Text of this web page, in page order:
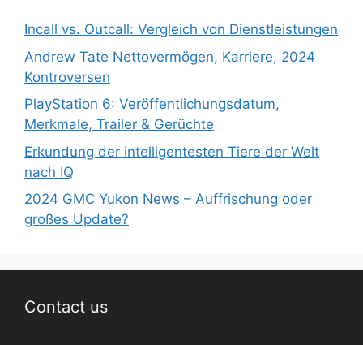
Incall vs. Outcall: Vergleich von Dienstleistungen
Andrew Tate Nettovermögen, Karriere, 2024
Kontroversen
PlayStation 6: Veröffentlichungsdatum,
Merkmale, Trailer & Gerüchte
Erkundung der intelligentesten Tiere der Welt
nach IQ
2024 GMC Yukon News – Auffrischung oder
großes Update?
Contact us